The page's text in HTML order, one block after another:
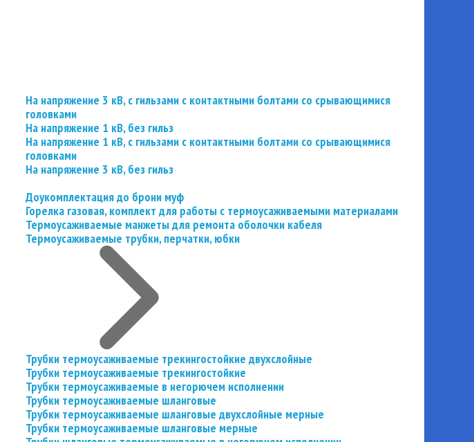
На напряжение 3 кВ, с гильзами с контактными болтами со срывающимися
головками
На напряжение 1 кВ, без гильз
На напряжение 1 кВ, с гильзами с контактными болтами со срывающимися
головками
На напряжение 3 кВ, без гильз
Доукомплектация до брони муф
Горелка газовая, комплект для работы с термоусаживаемыми материалами
Термоусаживаемые манжеты для ремонта оболочки кабеля
Термоусаживаемые трубки, перчатки, юбки
Трубки термоусаживаемые трекингостойкие двухслойные
Трубки термоусаживаемые трекингостойкие
Трубки термоусаживаемые в негорючем исполнении
Трубки термоусаживаемые шланговые
Трубки термоусаживаемые шланговые двухслойные мерные
Трубки термоусаживаемые шланговые мерные